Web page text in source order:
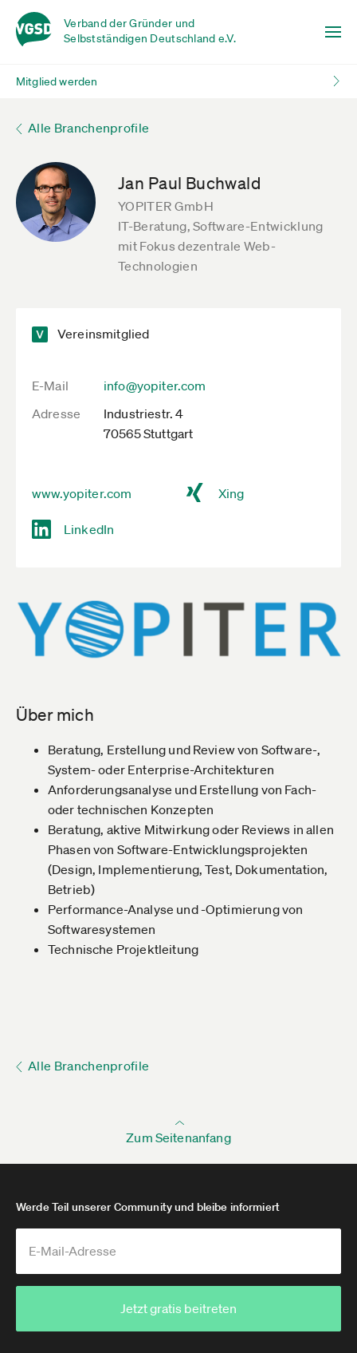
Verband der Gründer und
Selbstständigen Deutschland e.V.
Mitglied werden
Alle Branchenprofile
Jan Paul Buchwald
YOPITER GmbH
IT-Beratung, Software-Entwicklung
mit Fokus dezentrale Web-
Technologien
Vereinsmitglied
E-Mail
info@yopiter.com
Adresse
Industriestr. 4
70565 Stuttgart
www.yopiter.com Xing
LinkedIn
Über mich
Beratung, Erstellung und Review von Software-,
System- oder Enterprise-Architekturen
Anforderungsanalyse und Erstellung von Fach-
oder technischen Konzepten
Beratung, aktive Mitwirkung oder Reviews in allen
Phasen von Software-Entwicklungsprojekten
(Design, Implementierung, Test, Dokumentation,
Betrieb)
Performance-Analyse und -Optimierung von
Softwaresystemen
Technische Projektleitung
Alle Branchenprofile
Zum Seitenanfang
Werde Teil unserer Community und bleibe informiert
Jetzt gratis beitreten